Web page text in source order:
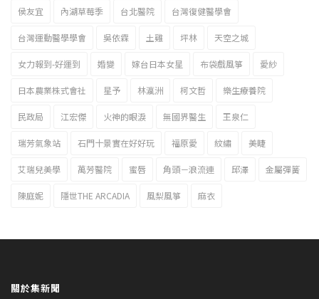
侯友宜 內湖草莓季 台北醫院 台灣復健醫學會
台灣運動醫學學會 吳依霖 土雞 坪林 天空之城
女力報到-好運到 婚變 嫁台日本女星 布袋戲風箏 愛紗
日本農業株式會社 星予 林瀛洲 柯文哲 樂生療養院
民政局 江宏傑 火神的眼淚 無國界醫生 王泉仁
瑞芳氣象站 石門十景實在好好玩 福原愛 紋繡 美睫
艾瑞兒美學 萬芳醫院 蜜唇 角頭－浪流連 邱澤 金屬彈簧
陳庭妮 隱世THE ARCADIA 風梨風箏 麻衣
關於集新聞